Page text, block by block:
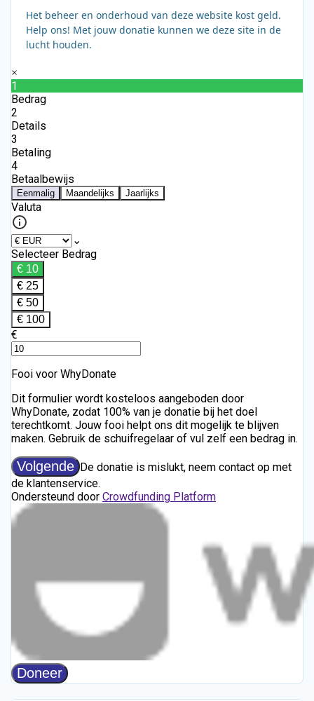
Het beheer en onderhoud van deze website kost geld.
Help ons! Met jouw donatie kunnen we deze site in de
lucht houden.